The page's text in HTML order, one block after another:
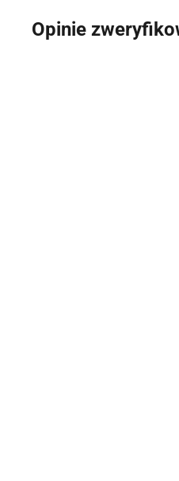
Opinie